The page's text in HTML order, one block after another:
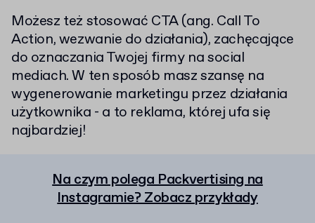
Możesz też stosować CTA (ang. Call To
Action, wezwanie do działania), zachęcające
do oznaczania Twojej firmy na social
mediach. W ten sposób masz szansę na
wygenerowanie marketingu przez działania
użytkownika - a to reklama, której ufa się
najbardziej!
Na czym polega Packvertising na
Instagramie? Zobacz przykłady